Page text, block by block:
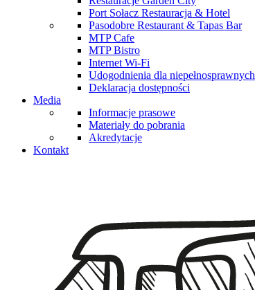
Port Sołacz Restauracja & Hotel
Pasodobre Restaurant & Tapas Bar
MTP Cafe
MTP Bistro
Internet Wi-Fi
Udogodnienia dla niepełnosprawnych
Deklaracja dostępności
Media
Informacje prasowe
Materiały do pobrania
Akredytacje
Kontakt